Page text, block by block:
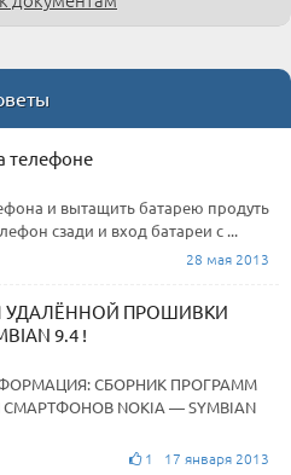
телефоне
и вытащить батарею продуть
сзади и вход батареи с ...
28 мая 2013
УДАЛЁННОЙ ПРОШИВКИ
9.4 !
СБОРНИК ПРОГРАММ
NOKIA — SYMBIAN
1 17 января 2013